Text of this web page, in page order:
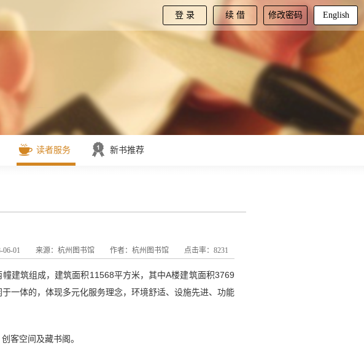
English
修改密码
续 借
登 录
读者服务 新书推荐
06-01 来源：杭州图书馆 作者：杭州图书馆 点击率：8231
建筑组成，建筑面积11568平方米，其中A楼建筑面积3769
一体的，体现多元化服务理念，环境舒适、设施先进、功能
客空间及藏书阁。